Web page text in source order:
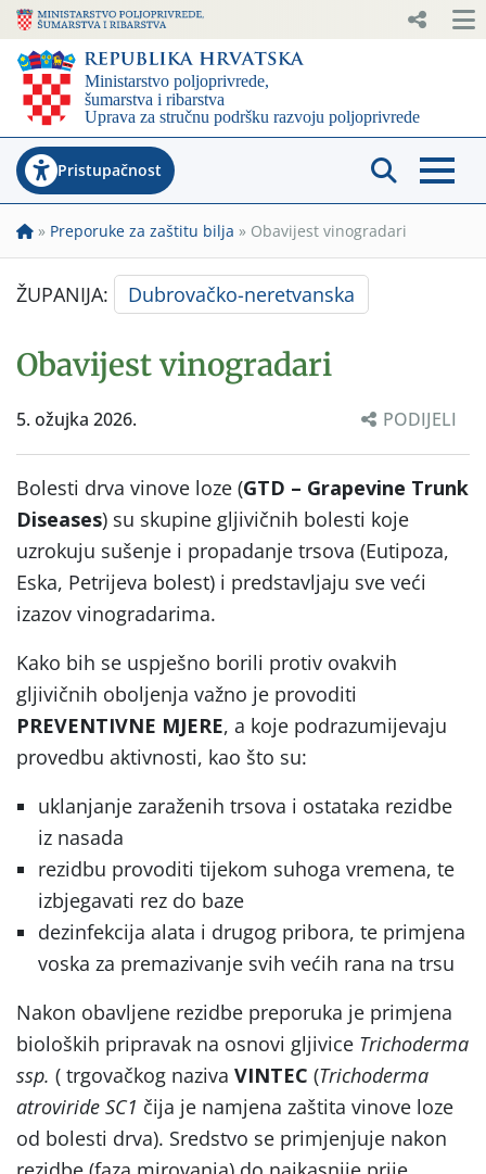
Pristupačnost
» Preporuke za zaštitu bilja » Obavijest vinogradari
ŽUPANIJA: Dubrovačko-neretvanska
Obavijest vinogradari
5. ožujka 2026. PODIJELI
Bolesti drva vinove loze (GTD – Grapevine Trunk
Diseases) su skupine gljivičnih bolesti koje
uzrokuju sušenje i propadanje trsova (Eutipoza,
Eska, Petrijeva bolest) i predstavljaju sve veći
izazov vinogradarima.
Kako bih se uspješno borili protiv ovakvih
gljivičnih oboljenja važno je provoditi
PREVENTIVNE MJERE, a koje podrazumijevaju
provedbu aktivnosti, kao što su:
uklanjanje zaraženih trsova i ostataka rezidbe
iz nasada
rezidbu provoditi tijekom suhoga vremena, te
izbjegavati rez do baze
dezinfekcija alata i drugog pribora, te primjena
voska za premazivanje svih većih rana na trsu
Nakon obavljene rezidbe preporuka je primjena
bioloških pripravak na osnovi gljivice Trichoderma
ssp. ( trgovačkog naziva VINTEC (Trichoderma
atroviride SC1 čija je namjena zaštita vinove loze
od bolesti drva). Sredstvo se primjenjuje nakon